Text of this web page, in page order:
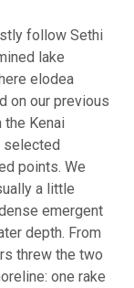
follow Sethi
lake
elodea
on our previous
the Kenai
selected
points. We
a little
emergent
depth. From
threw the two
one rake